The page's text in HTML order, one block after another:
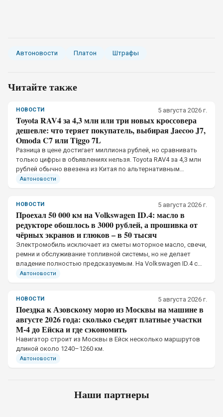
Автоновости Платон Штрафы
Читайте также
НОВОСТИ 5 августа 2026 г.
Toyota RAV4 за 4,3 млн или три новых кроссовера
дешевле: что теряет покупатель, выбирая Jaecoo J7,
Omoda C7 или Tiggo 7L
Разница в цене достигает миллиона рублей, но сравнивать
только цифры в объявлениях нельзя. Toyota RAV4 за 4,3 млн
рублей обычно ввезена из Китая по альтернативным
каналам, тогда как Jaecoo J7, Omoda C7 и Chery Tiggo 7L
Автоновости
НОВОСТИ 5 августа 2026 г.
Проехал 50 000 км на Volkswagen ID.4: масло в
редукторе обошлось в 3000 рублей, а прошивка от
чёрных экранов и глюков – в 50 тысяч
Электромобиль исключает из сметы моторное масло, свечи,
ремни и обслуживание топливной системы, но не делает
владение полностью предсказуемым. На Volkswagen ID.4 с
пробегом 50 тыс. км механическая часть потребовала
Автоновости
НОВОСТИ 5 августа 2026 г.
Поездка к Азовскому морю из Москвы на машине в
августе 2026 года: сколько съедят платные участки
М-4 до Ейска и где сэкономить
Навигатор строит из Москвы в Ейск несколько маршрутов
длиной около 1240–1260 км.
Автоновости
Наши партнеры